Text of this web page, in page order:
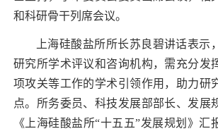
和科研骨干列席会议。
上海硅酸盐所所长苏良碧讲话表示
研究所学术评议和咨询机构，需充分发
项攻关等工作的学术引领作用，助力研
点。所务委员、科技发展部部长、发展
《上海硅酸盐所“十五五”发展规划》汇